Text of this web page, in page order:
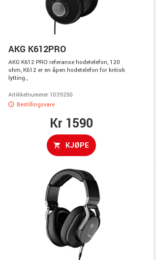
AKG K612PRO
AKG K612 PRO referanse hodetelefon, 120
ohm, K612 er en åpen hodetelefon for kritisk
lytting.,
Artikkelnummer 1039250
Bestillingsvare
Kr 1590
KJØPE